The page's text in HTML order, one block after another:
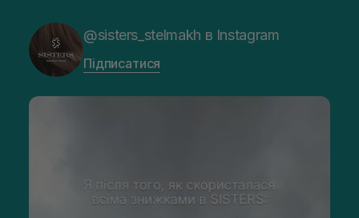
@sisters_stelmakh в Instagram
Підписатися